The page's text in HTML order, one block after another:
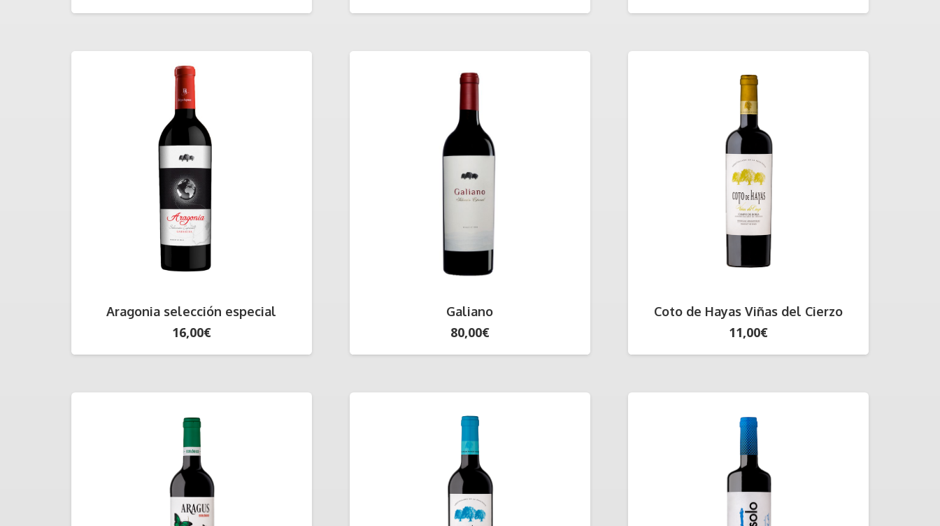
Aragonia selección especial
16,00€
Galiano
80,00€
Coto de Hayas Viñas del Cierzo
11,00€